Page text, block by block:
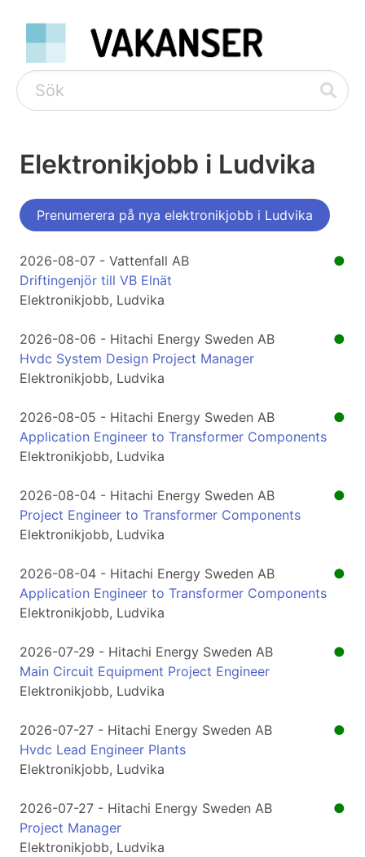
Elektronikjobb i Ludvika
Prenumerera på nya elektronikjobb i Ludvika
●
2026-08-07 - Vattenfall AB
Driftingenjör till VB Elnät
Elektronikjobb, Ludvika
●
2026-08-06 - Hitachi Energy Sweden AB
Hvdc System Design Project Manager
Elektronikjobb, Ludvika
●
2026-08-05 - Hitachi Energy Sweden AB
Application Engineer to Transformer Components
Elektronikjobb, Ludvika
●
2026-08-04 - Hitachi Energy Sweden AB
Project Engineer to Transformer Components
Elektronikjobb, Ludvika
●
2026-08-04 - Hitachi Energy Sweden AB
Application Engineer to Transformer Components
Elektronikjobb, Ludvika
●
2026-07-29 - Hitachi Energy Sweden AB
Main Circuit Equipment Project Engineer
Elektronikjobb, Ludvika
●
2026-07-27 - Hitachi Energy Sweden AB
Hvdc Lead Engineer Plants
Elektronikjobb, Ludvika
●
2026-07-27 - Hitachi Energy Sweden AB
Project Manager
Elektronikjobb, Ludvika